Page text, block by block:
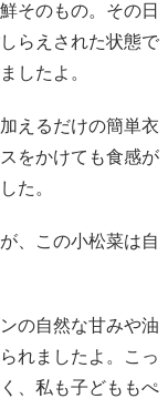
そのもの。その日
らえされた状態で
したよ。
えるだけの簡単衣
をかけても食感が
た。
、この小松菜は自
の自然な甘みや油
れましたよ。こっ
、私も子どももぺ